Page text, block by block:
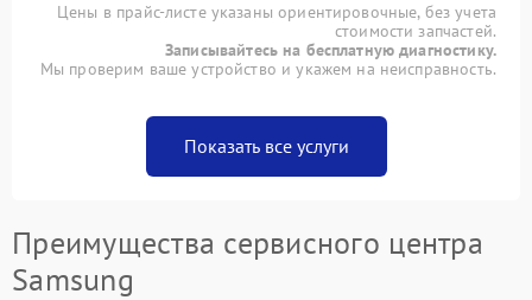
Цены в прайс-листе указаны ориентировочные, без учета
стоимости запчастей.
Записывайтесь на бесплатную диагностику.
Мы проверим ваше устройство и укажем на неисправность.
Показать все услуги
Преимущества сервисного центра
Samsung